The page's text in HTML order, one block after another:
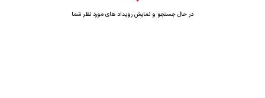
در حال جستجو و نمایش رویداد های مورد نظر شما
در حال جستجو و نمایش رویداد های مورد نظر شما